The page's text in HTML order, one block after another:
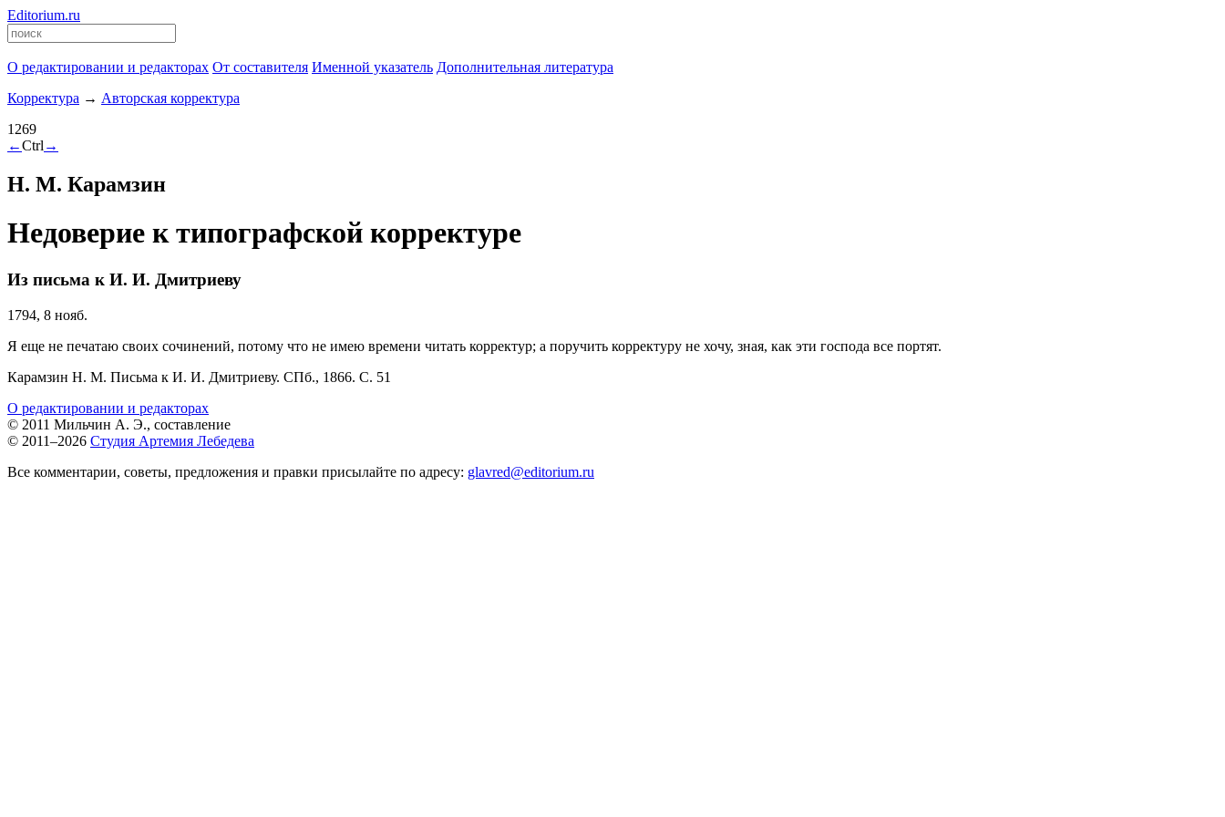
Editorium.ru
О редактировании и редакторах От составителя Именной указатель Дополнительная литература
Корректура → Авторская корректура
1269
←Ctrl →
Н. М. Карамзин
Недоверие к типографской корректуре
Из письма к И. И. Дмитриеву
1794, 8 нояб.
Я еще не печатаю своих сочинений, потому что не имею времени читать корректур; а поручить корректуру не хочу, зная, как эти господа все портят.
Карамзин Н. М. Письма к И. И. Дмитриеву. СПб., 1866. С. 51
О редактировании и редакторах
© 2011 Мильчин А. Э., составление
© 2011–2026 Студия Артемия Лебедева
Все комментарии, советы, предложения и правки присылайте по адресу: glavred@editorium.ru